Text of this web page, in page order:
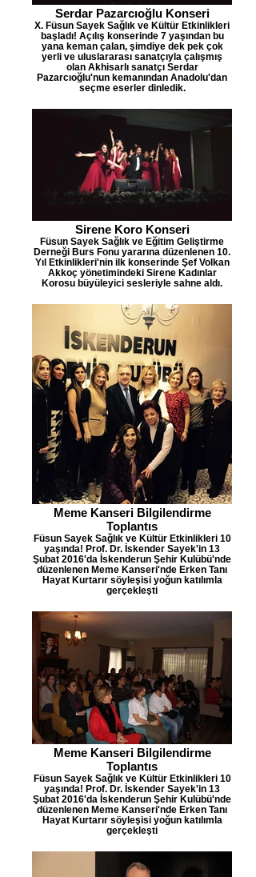
Serdar Pazarcıoğlu Konseri
X. Füsun Sayek Sağlık ve Kültür Etkinlikleri
başladı! Açılış konserinde 7 yaşından bu
yana keman çalan, şimdiye dek pek çok
yerli ve uluslararası sanatçıyla çalışmış
olan Akhisarlı sanatçı Serdar
Pazarcıoğlu'nun kemanından Anadolu'dan
seçme eserler dinledik.
Sirene Koro Konseri
Füsun Sayek Sağlık ve Eğitim Geliştirme
Derneği Burs Fonu yararına düzenlenen 10.
Yıl Etkinlikleri'nin ilk konserinde Şef Volkan
Akkoç yönetimindeki Sirene Kadınlar
Korosu büyüleyici sesleriyle sahne aldı.
Meme Kanseri Bilgilendirme
Toplantıs
Füsun Sayek Sağlık ve Kültür Etkinlikleri 10
yaşında! Prof. Dr. İskender Sayek'in 13
Şubat 2016'da İskenderun Şehir Kulübü'nde
düzenlenen Meme Kanseri'nde Erken Tanı
Hayat Kurtarır söyleşisi yoğun katılımla
gerçekleşti
Meme Kanseri Bilgilendirme
Toplantıs
Füsun Sayek Sağlık ve Kültür Etkinlikleri 10
yaşında! Prof. Dr. İskender Sayek'in 13
Şubat 2016'da İskenderun Şehir Kulübü'nde
düzenlenen Meme Kanseri'nde Erken Tanı
Hayat Kurtarır söyleşisi yoğun katılımla
gerçekleşti